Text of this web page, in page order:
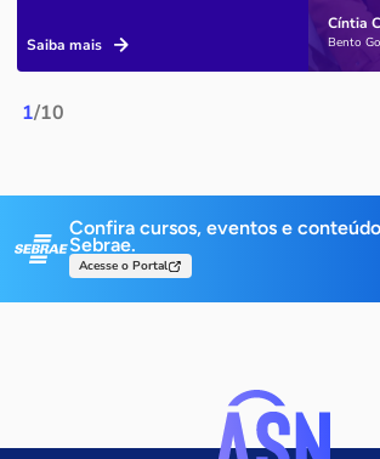
1/10
Cíntia
Bento
Saiba mais
Confira cursos, eventos e
Sebrae.
Acesse o Portal